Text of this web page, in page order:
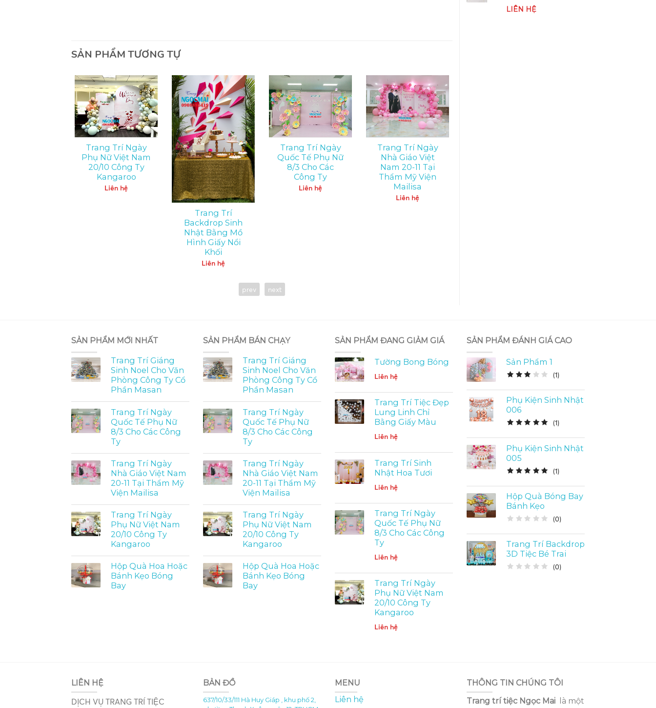
LIÊN HỆ
SẢN PHẨM TƯƠNG TỰ
Trang Trí Ngày
Phụ Nữ Việt Nam
20/10 Công Ty
Kangaroo
Liên hệ
Trang Trí
Backdrop Sinh
Nhật Bằng Mồ
Hình Giấy Nổi
Khối
Liên hệ
Trang Trí Ngày
Quốc Tế Phụ Nữ
8/3 Cho Các
Công Ty
Liên hệ
Trang Trí Ngày
Nhà Giáo Việt
Nam 20-11 Tại
Thẩm Mỹ Viện
Mailisa
Liên hệ
prev next
SẢN PHẨM MỚI NHẤT
Trang Trí Giáng
Sinh Noel Cho Văn
Phòng Công Ty Cổ
Phần Masan
Trang Trí Ngày
Quốc Tế Phụ Nữ
8/3 Cho Các Công
Ty
Trang Trí Ngày
Nhà Giáo Việt Nam
20-11 Tại Thẩm Mỹ
Viện Mailisa
Trang Trí Ngày
Phụ Nữ Việt Nam
20/10 Công Ty
Kangaroo
Hộp Quà Hoa Hoặc
Bánh Kẹo Bóng
Bay
SẢN PHẨM BÁN CHẠY
Trang Trí Giáng
Sinh Noel Cho Văn
Phòng Công Ty Cổ
Phần Masan
Trang Trí Ngày
Quốc Tế Phụ Nữ
8/3 Cho Các Công
Ty
Trang Trí Ngày
Nhà Giáo Việt Nam
20-11 Tại Thẩm Mỹ
Viện Mailisa
Trang Trí Ngày
Phụ Nữ Việt Nam
20/10 Công Ty
Kangaroo
Hộp Quà Hoa Hoặc
Bánh Kẹo Bóng
Bay
SẢN PHẨM ĐANG GIẢM GIÁ
Tường Bong Bóng
Liên hệ
Trang Trí Tiệc Đẹp
Lung Linh Chỉ
Bằng Giấy Màu
Liên hệ
Trang Trí Sinh
Nhật Hoa Tươi
Liên hệ
Trang Trí Ngày
Quốc Tế Phụ Nữ
8/3 Cho Các Công
Ty
Liên hệ
Trang Trí Ngày
Phụ Nữ Việt Nam
20/10 Công Ty
Kangaroo
Liên hệ
SẢN PHẨM ĐÁNH GIÁ CAO
Sản Phẩm 1
(1)
Phụ Kiện Sinh Nhật
006
(1)
Phụ Kiện Sinh Nhật
005
(1)
Hộp Quà Bóng Bay
Bánh Kẹo
(0)
Trang Trí Backdrop
3D Tiệc Bé Trai
(0)
LIÊN HỆ
DỊCH VỤ TRANG TRÍ TIỆC
BẢN ĐỒ
637/10/33/111 Hà Huy Giáp , khu phố 2,
MENU
Liên hệ
THÔNG TIN CHÚNG TÔI
Trang trí tiệc Ngọc Mai
là một